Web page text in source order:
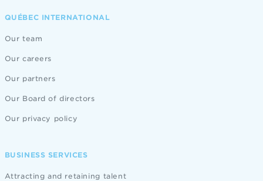
QUÉBEC INTERNATIONAL
Our team
Our careers
Our partners
Our Board of directors
Our privacy policy
BUSINESS SERVICES
Attracting and retaining talent